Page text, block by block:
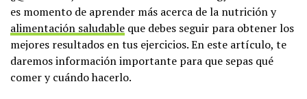
es momento de aprender más acerca de la nutrición y
alimentación saludable que debes seguir para obtener los
mejores resultados en tus ejercicios. En este artículo, te
daremos información importante para que sepas qué
comer y cuándo hacerlo.